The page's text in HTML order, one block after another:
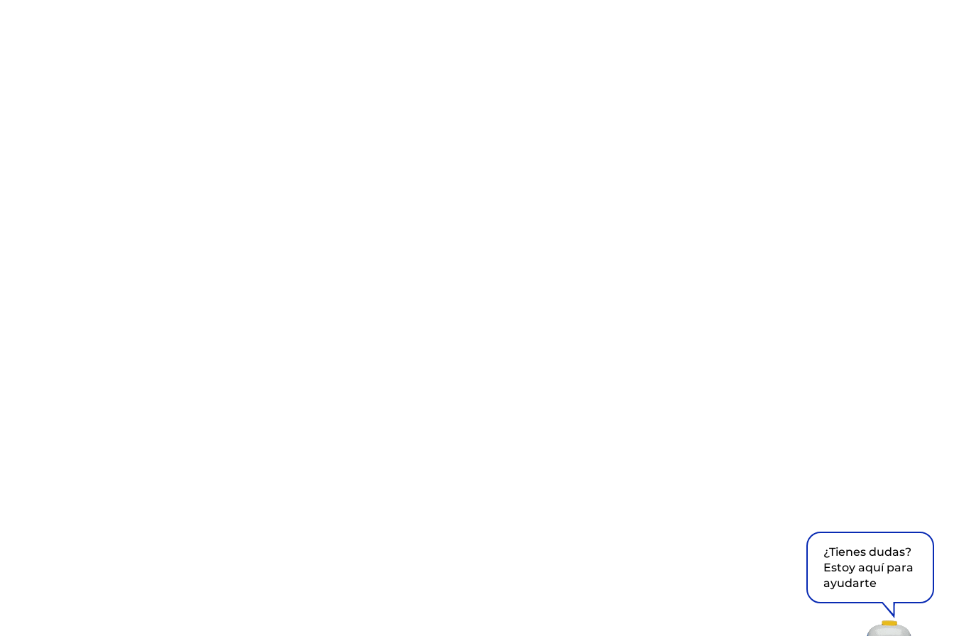
¿Tienes dudas?
Estoy aquí para
ayudarte